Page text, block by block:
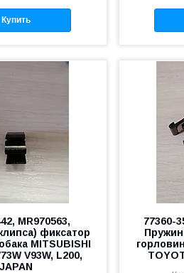
Купить
MR970563,
фиксатор
MITSUBISHI
V93W, L200,
JAPAN
77360-